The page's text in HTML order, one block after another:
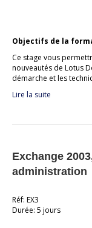
Objectifs de la
Ce stage vous
nouveautés de Lotus
démarche et les
Lire la suite
Exchange
administration
Réf: EX3
Durée: 5 jours